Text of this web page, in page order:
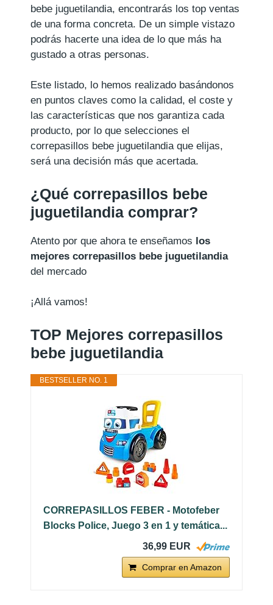
bebe juguetilandia, encontrarás los top ventas
de una forma concreta. De un simple vistazo
podrás hacerte una idea de lo que más ha
gustado a otras personas.
Este listado, lo hemos realizado basándonos
en puntos claves como la calidad, el coste y
las características que nos garantiza cada
producto, por lo que selecciones el
correpasillos bebe juguetilandia que elijas,
será una decisión más que acertada.
¿Qué correpasillos bebe
juguetilandia comprar?
Atento por que ahora te enseñamos los
mejores correpasillos bebe juguetilandia
del mercado
¡Allá vamos!
TOP Mejores correpasillos
bebe juguetilandia
BESTSELLER NO. 1
CORREPASILLOS FEBER - Motofeber
Blocks Police, Juego 3 en 1 y temática...
36,99 EUR
Comprar en Amazon